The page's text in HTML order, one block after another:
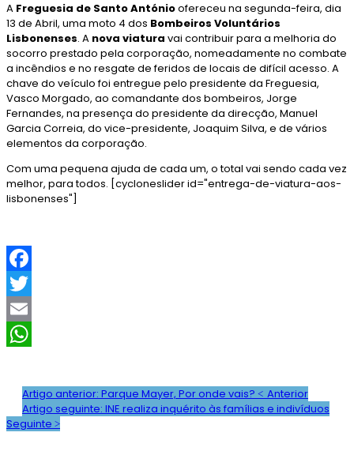
A Freguesia de Santo Antónioofereceu na segunda-feira, dia
13 de Abril, uma moto 4 dos Bombeiros Voluntários
Lisbonenses. A nova viatura vai contribuir para a melhoria do
socorro prestado pela corporação, nomeadamente no combate
a incêndios e no resgate de feridos de locais de difícil acesso. A
chave do veículo foi entregue pelo presidente da Freguesia,
Vasco Morgado, ao comandante dos bombeiros, Jorge
Fernandes, na presença do presidente da direcção, Manuel
Garcia Correia, do vice-presidente, Joaquim Silva, e de vários
elementos da corporação.
Com uma pequena ajuda de cada um, o total vai sendo cada vez
melhor, para todos. [cycloneslider id="entrega-de-viatura-aos-
lisbonenses"]
F
a
c
o
T
w
e
E
lt
Artigo anterior: Parque Mayer, Por onde vais?
Anterior
Artigo seguinte: INE realiza inquérito às famílias e indivíduos
Seguinte